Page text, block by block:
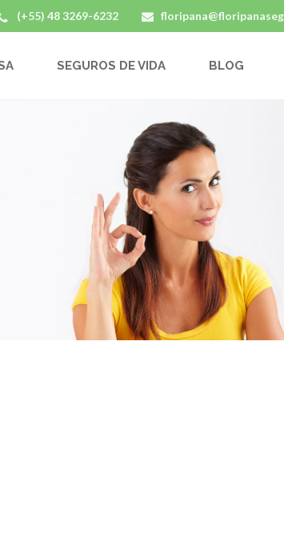
(+55) 48 3269-6232
SEGUROS DE VIDA BLOG